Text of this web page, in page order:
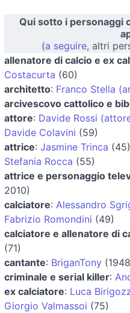
Qui sotto i personaggi
(a seguire, altri
allenatore di calcio e ex
Costacurta (60)
architetto: Franco Stella
arcivescovo cattolico e
attore: Davide Rossi
Davide Colavini (59)
attrice: Jasmine Trinca (45)
Stefania Rocca (55)
attrice e personaggio
2010)
calciatore: Alessandro
Fabrizio Romondini (49)
calciatore e allenatore di
(71)
cantante: BriganTony
criminale e serial killer:
ex calciatore: Luca
Giorgio Valmassoi (75)